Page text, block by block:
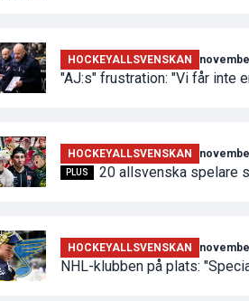
HOCKEYALLSVENSKAN
"AJ:s" frustration: "Vi får inte
HOCKEYALLSVENSKAN
PLUS 20 allsvenska spelare
HOCKEYALLSVENSKAN
NHL-klubben på plats: